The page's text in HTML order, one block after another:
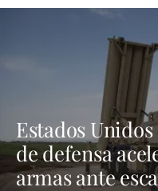
Estados
de defensa
armas ante